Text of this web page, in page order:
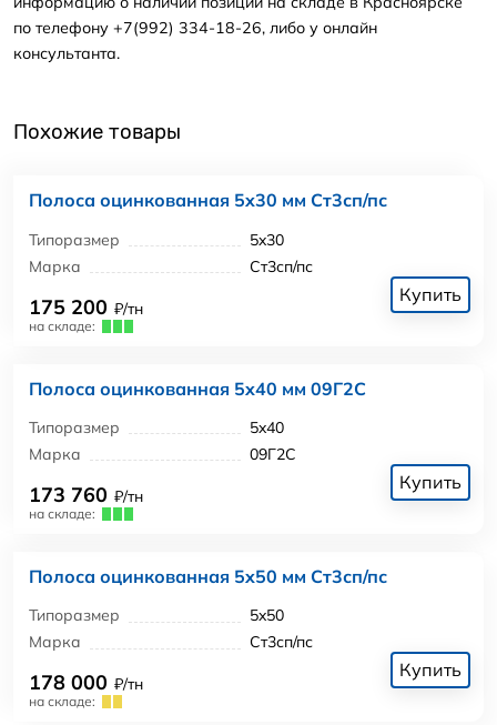
по телефону +7(992) 334-18-26, либо у онлайн
консультанта.
Похожие товары
Полоса оцинкованная 5x30 мм Ст3сп/пс
Типоразмер
5x30
Марка
Ст3сп/пс
175 200 ₽/тн
на складе:
Купить
Полоса оцинкованная 5x40 мм 09Г2С
Типоразмер
5x40
Марка
09Г2С
173 760 ₽/тн
на складе:
Купить
Полоса оцинкованная 5x50 мм Ст3сп/пс
Типоразмер
5x50
Марка
Ст3сп/пс
178 000 ₽/тн
на складе:
Купить